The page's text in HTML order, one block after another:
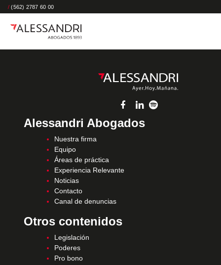
/ (562) 2787 60 00
Alessandri Abogados
Nuestra firma
Equipo
Áreas de práctica
Experiencia Relevante
Noticias
Contacto
Canal de denuncias
Otros contenidos
Legislación
Poderes
Pro bono